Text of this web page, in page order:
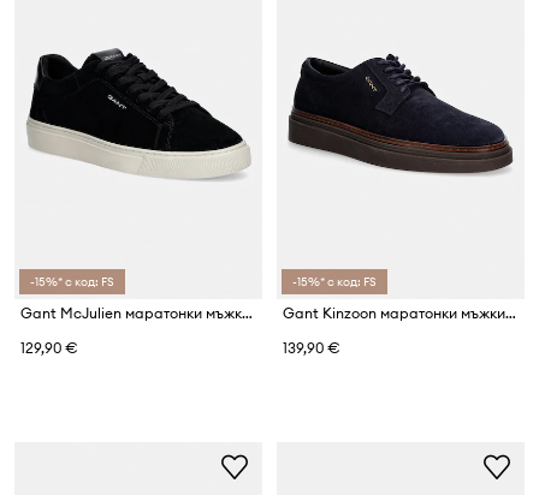
-15%* с код: FS
Gant McJulien маратонки мъжки от велур
129,90 €
-15%* с код: FS
Gant Kinzoon маратонки мъжки от велур
139,90 €